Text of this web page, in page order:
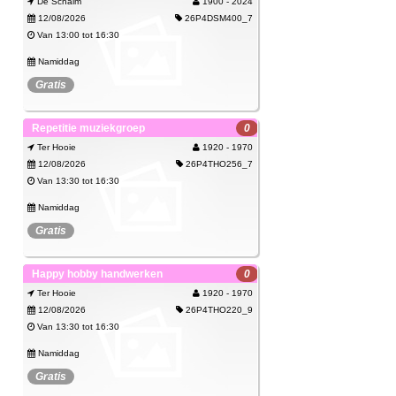
12/08/2026
26P4DSM400_7
Van 13:00 tot 16:30
Namiddag
Gratis
Bekijk
Repetitie muziekgroep 0
Ter Hooie
1920 - 1970
12/08/2026
26P4THO256_7
Van 13:30 tot 16:30
Namiddag
Gratis
Spijtig, deze activiteit kan je niet meer
boeken.
Bekijk
Happy hobby handwerken 0
Ter Hooie
1920 - 1970
12/08/2026
26P4THO220_9
Van 13:30 tot 16:30
Namiddag
Gratis